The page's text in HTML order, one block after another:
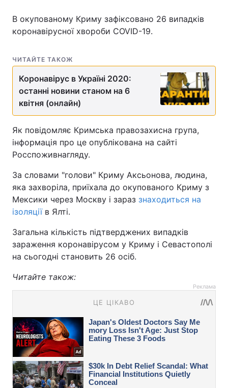
В окупованому Криму зафіксовано 26 випадків
коронавірусної хвороби COVID-19.
ЧИТАЙТЕ ТАКОЖ
Коронавірус в Україні 2020:
останні новини станом на 6
квітня (онлайн)
Як повідомляє Кримська правозахисна група,
інформація про це опублікована на сайті
Росспоживнагляду.
За словами "голови" Криму Аксьонова, людина,
яка захворіла, приїхала до окупованого Криму з
Мексики через Москву і зараз знаходиться на
ізоляціїв Ялті.
Загальна кількість підтверджених випадків
зараження коронавірусом у Криму і Севастополі
на сьогодні становить 26 осіб.
Читайте також:
Реклама